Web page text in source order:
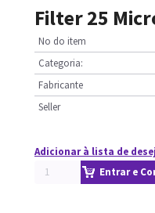
Filter 25
No do item
Categoria:
Fabricante
Seller
Adicionar à lista de
Entrar e